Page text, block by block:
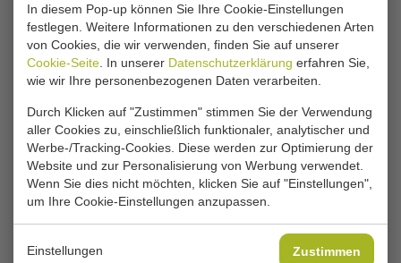
In diesem Pop-up können Sie Ihre Cookie-Einstellungen
festlegen. Weitere Informationen zu den verschiedenen Arten
von Cookies, die wir verwenden, finden Sie auf unserer
Cookie-Seite . In unserer Datenschutzerklärung erfahren Sie,
wie wir Ihre personenbezogenen Daten verarbeiten.
Durch Klicken auf "Zustimmen" stimmen Sie der Verwendung
aller Cookies zu, einschließlich funktionaler, analytischer und
Werbe-/Tracking-Cookies. Diese werden zur Optimierung der
Website und zur Personalisierung von Werbung verwendet.
Wenn Sie dies nicht möchten, klicken Sie auf "Einstellungen",
um Ihre Cookie-Einstellungen anzupassen.
Einstellungen Zustimmen
VERWANDTE SEITEN
Elektro
Rohrbahnwagen
Eimer Füllmaschinen
Schlauchtrollen
Maschinen für
Tomaten
Maschinen für Paprika
Maschinen für Gurken
Berkvens
Buitendijk & Slaman
Bogaerts